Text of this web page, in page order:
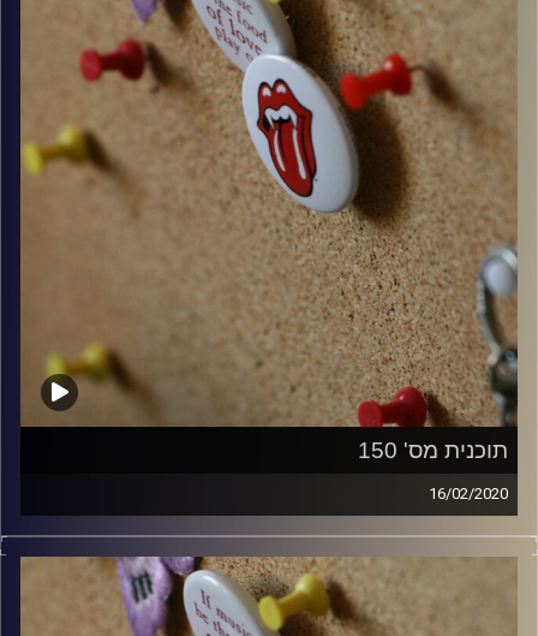
תוכנית מס' 150
16/02/2020
קלאסיקות רוק עם אורן הוף.
włodi